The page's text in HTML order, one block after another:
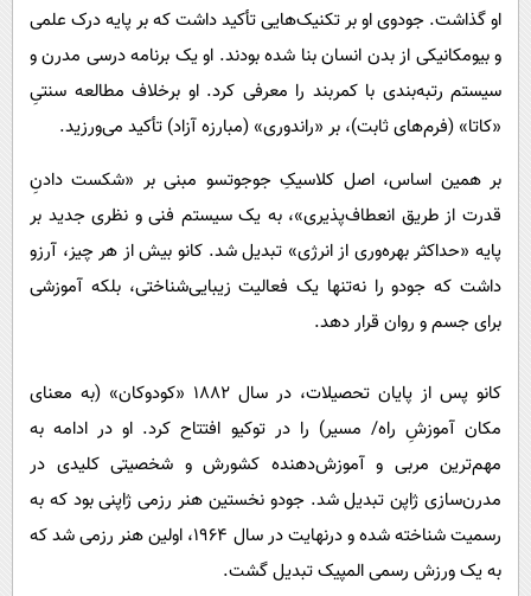
او گذاشت. جودوی او بر تکنیک‌هایی تأکید داشت که بر پایه درک علمی
و بیومکانیکی از بدن انسان بنا شده بودند. او یک برنامه درسی مدرن و
سیستم رتبه‌بندی با کمربند را معرفی کرد. او برخلاف مطالعه سنتیِ
«کاتا» (فرم‌های ثابت)، بر «راندوری» (مبارزه آزاد) تأکید می‌ورزید.
بر همین اساس، اصل کلاسیکِ جوجوتسو مبنی بر «شکست دادنِ
قدرت از طریق انعطاف‌پذیری»، به یک سیستم فنی و نظری جدید بر
پایه «حداکثر بهره‌وری از انرژی» تبدیل شد. کانو بیش از هر چیز، آرزو
داشت که جودو را نه‌تنها یک فعالیت زیبایی‌شناختی، بلکه آموزشی
برای جسم و روان قرار دهد.
کانو پس از پایان تحصیلات، در سال ۱۸۸۲ «کودوکان» (به معنای
مکان آموزشِ راه/ مسیر) را در توکیو افتتاح کرد. او در ادامه به
مهم‌ترین مربی و آموزش‌دهنده کشورش و شخصیتی کلیدی در
مدرن‌سازی ژاپن تبدیل شد. جودو نخستین هنر رزمی ژاپنی بود که به
رسمیت شناخته شده و درنهایت در سال ۱۹۶۴، اولین هنر رزمی شد که
به یک ورزش رسمی المپیک تبدیل گشت.